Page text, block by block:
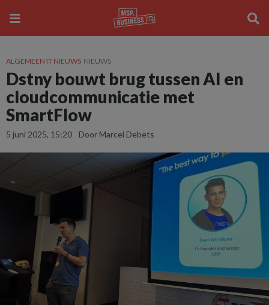
ALGEMEEN IT NIEUWS NIEUWS
Dstny bouwt brug tussen AI en
cloudcommunicatie met
SmartFlow
5 juni 2025, 15:20 Door Marcel Debets